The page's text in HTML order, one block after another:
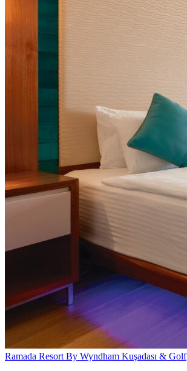
Ramada Resort By Wyndham Kuşadası & Golf